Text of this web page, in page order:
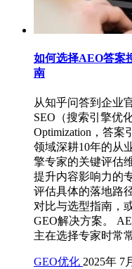
如何选择AEO答案
南
从知乎问答到企业
SEO（搜索引擎优
Optimization，答案
领域深耕10年的从
擎专家的关键评估
提升内容影响力的
评估具体的落地路
对比与选型指南，
GEO解决方案。
主在选择专家时常
GEO优化 2025年 7